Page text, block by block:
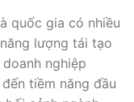
quốc gia có nhiều
lượng tái tạo
nghiệp
tiềm năng đầu